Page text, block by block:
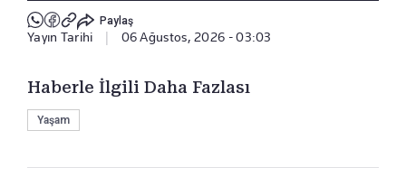
Paylaş
Yayın Tarihi 06 Ağustos, 2026 - 03:03
Haberle İlgili Daha Fazlası
Yaşam